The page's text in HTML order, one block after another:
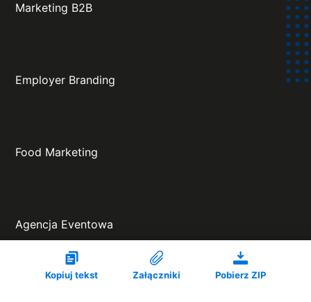
Kopiuj tekst Załączniki Pobierz ZIP
Marketing B2B
Employer Branding
Food Marketing
Agencja Eventowa
Projekt oraz wykonanie: